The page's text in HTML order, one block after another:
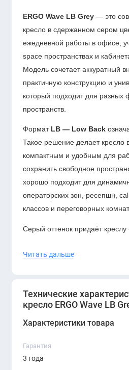
ERGO Wave LB Grey — это
кресло в сдержанном сером
ежедневной работы в офисе,
space пространствах и
Модель сочетает аккуратный
практичную конструкцию и
который подходит для разных
пространств.
Формат LB — Low Back
Такое решение делает кресло
компактным и удобным для
сохранить свободное
хорошо подходит для
операторских зон, ресепшн,
классов и переговорных
Серый оттенок придаёт
строгий офисный характер.
металлическими элементами.
компаний, которым нужно
визуально аккуратное кресло
Читать дальше
Технические
кресло ERGO Wave LB
Характеристики товара
Гарантия
3 года